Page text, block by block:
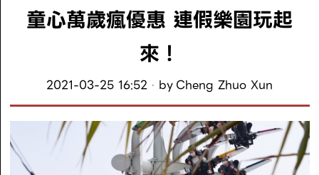
童心萬歲瘋優惠 連假樂園玩起
來！
2021-03-25 16:52 by Cheng Zhuo Xun